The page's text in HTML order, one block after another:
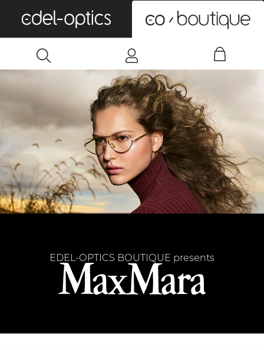
EDEL-OPTICS BOUTIQUE presents